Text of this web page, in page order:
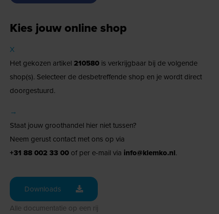
Kies jouw online shop
X
Het gekozen artikel 210580 is verkrijgbaar bij de volgende
shop(s). Selecteer de desbetreffende shop en je wordt direct
doorgestuurd.
→
Staat jouw groothandel hier niet tussen?
Neem gerust contact met ons op via
+31 88 002 33 00 of per e-mail via info@klemko.nl.
Downloads
Alle documentatie op een rij